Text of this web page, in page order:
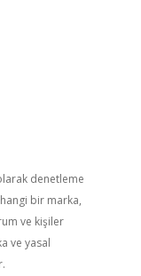
denetleme
bir marka,
ve kişiler
ve yasal